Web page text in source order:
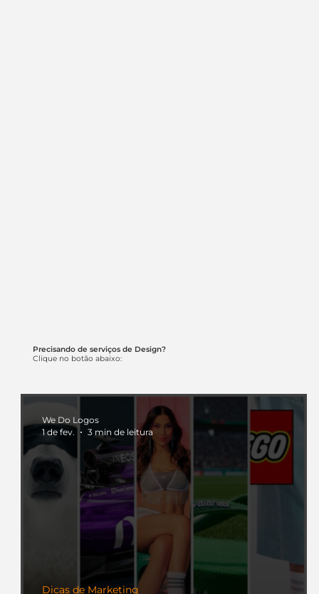
Precisando de serviços de Design?
Clique no botão abaixo:
Dicas de Marketing
We Do Logos
1 de fev.
3 min de leitura